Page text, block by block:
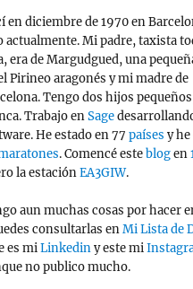
en diciembre de 1970 en
actualmente. Mi padre, taxista
era de Margudgued, una
Pirineo aragonés y mi madre de
Tengo dos hijos
Trabajo enSage
He estado en 77 países y
. Comencé esteblogen
la estaciónEA3GIW.
aun muchas cosas por hacer
consultarlas enMi Lista de
es miLinkediny este mi
no publico mucho.